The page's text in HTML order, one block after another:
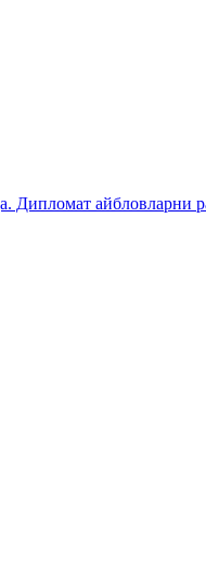
Дипломат айбловларни